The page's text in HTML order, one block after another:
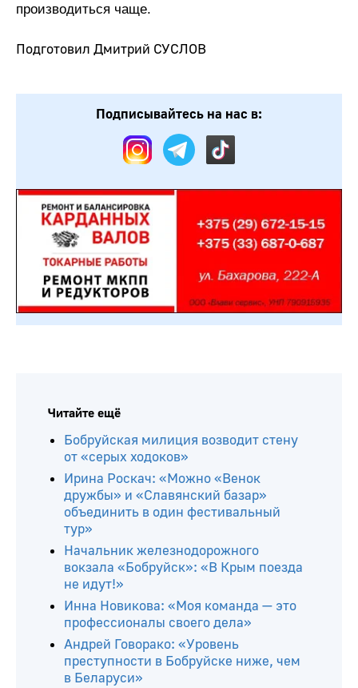
производиться чаще.
Подготовил Дмитрий СУСЛОВ
Подписывайтесь на нас в:
Читайте ещё
Бобруйская милиция возводит стену
от «серых ходоков»
Ирина Роскач: «Можно «Венок
дружбы» и «Славянский базар»
объединить в один фестивальный
тур»
Начальник железнодорожного
вокзала «Бобруйск»: «В Крым поезда
не идут!»
Инна Новикова: «Моя команда — это
профессионалы своего дела»
Андрей Говорако: «Уровень
преступности в Бобруйске ниже, чем
в Беларуси»